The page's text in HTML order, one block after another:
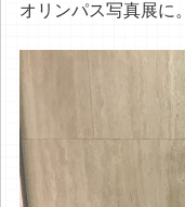
オリンパス写真展に。